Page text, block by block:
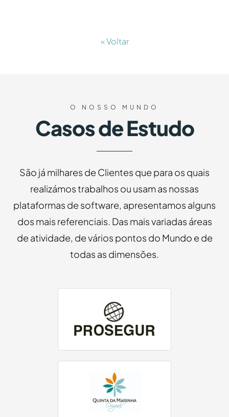
« Voltar
O NOSSO MUNDO
Casos de Estudo
São já milhares de Clientes que para os quais
realizámos trabalhos ou usam as nossas
plataformas de software, apresentamos alguns
dos mais referenciais. Das mais variadas áreas
de atividade, de vários pontos do Mundo e de
todas as dimensões.